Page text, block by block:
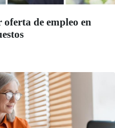
de empleo en